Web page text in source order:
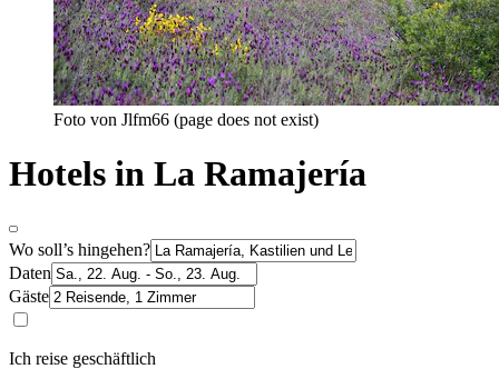
Foto von Jlfm66 (page does not exist)
Hotels in La Ramajería
Wo soll’s hingehen?
Daten
Gäste
Ich reise geschäftlich